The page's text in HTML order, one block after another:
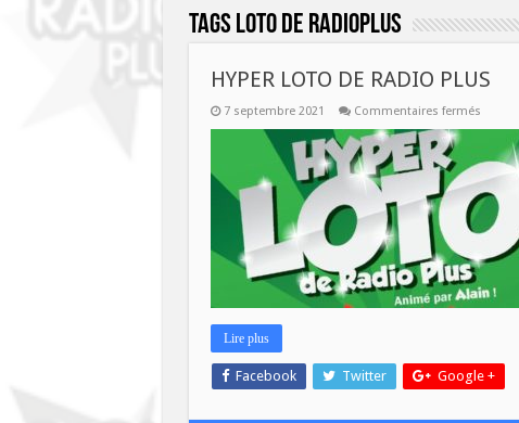
Tags loto de radioplus
HYPER LOTO DE RADIO PLUS
7 septembre 2021 Commentaires ferméssur
RADIO
PLUS
Lire plus
Facebook Twitter Google +